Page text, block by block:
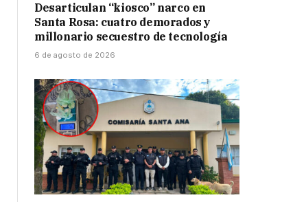
Desarticulan “kiosco” narco en
Santa Rosa: cuatro demorados y
millonario secuestro de tecnología
6 de agosto de 2026